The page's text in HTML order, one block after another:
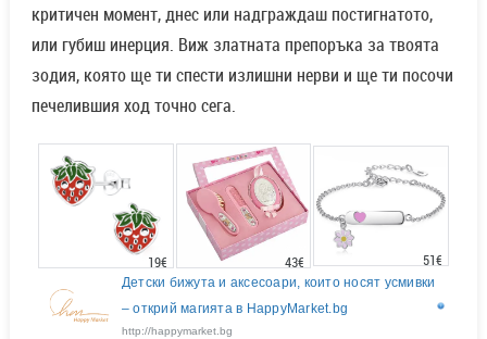
критичен момент, днес или надграждаш постигнатото,
или губиш инерция. Виж златната препоръка за твоята
зодия, която ще ти спести излишни нерви и ще ти посочи
печелившия ход точно сега.
19€ 43€ 51€
Детски бижута и аксесоари, които носят усмивки
– открий магията в HappyMarket.bg
http://happymarket.bg